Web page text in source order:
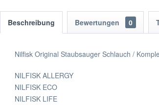
Beschreibung Bewertungen 0
Nilfisk Original Staubsauger Schlauch /
NILFISK ALLERGY
NILFISK ECO
NILFISK LIFE